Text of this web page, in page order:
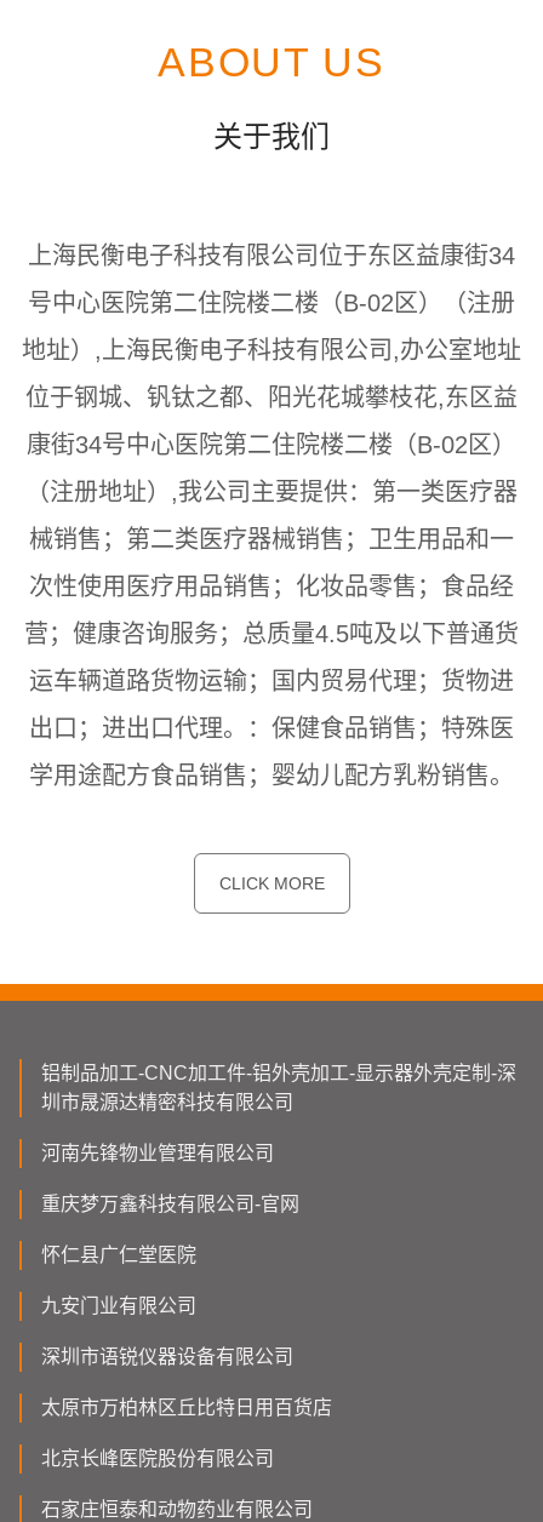
ABOUT US
关于我们
上海民衡电子科技有限公司位于东区益康街34
号中心医院第二住院楼二楼（B-02区）（注册
地址）,上海民衡电子科技有限公司,办公室地址
位于钢城、钒钛之都、阳光花城攀枝花,东区益
康街34号中心医院第二住院楼二楼（B-02区）
（注册地址）,我公司主要提供：第一类医疗器
械销售；第二类医疗器械销售；卫生用品和一
次性使用医疗用品销售；化妆品零售；食品经
营；健康咨询服务；总质量4.5吨及以下普通货
运车辆道路货物运输；国内贸易代理；货物进
出口；进出口代理。：保健食品销售；特殊医
学用途配方食品销售；婴幼儿配方乳粉销售。
CLICK MORE
铝制品加工-CNC加工件-铝外壳加工-显示器外壳定制-深
圳市晟源达精密科技有限公司
河南先锋物业管理有限公司
重庆梦万鑫科技有限公司-官网
怀仁县广仁堂医院
九安门业有限公司
深圳市语锐仪器设备有限公司
太原市万柏林区丘比特日用百货店
北京长峰医院股份有限公司
石家庄恒泰和动物药业有限公司